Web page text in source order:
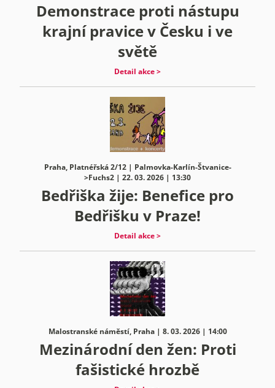
Demonstrace proti nástupu
krajní pravice v Česku i ve
světě
Detail akce >
Praha, Platnéřská 2/12 | Palmovka-Karlín-Štvanice-
>Fuchs2 | 22. 03. 2026 | 13:30
Bedřiška žije: Benefice pro
Bedřišku v Praze!
Detail akce >
Malostranské náměstí, Praha | 8. 03. 2026 | 14:00
Mezinárodní den žen: Proti
fašistické hrozbě